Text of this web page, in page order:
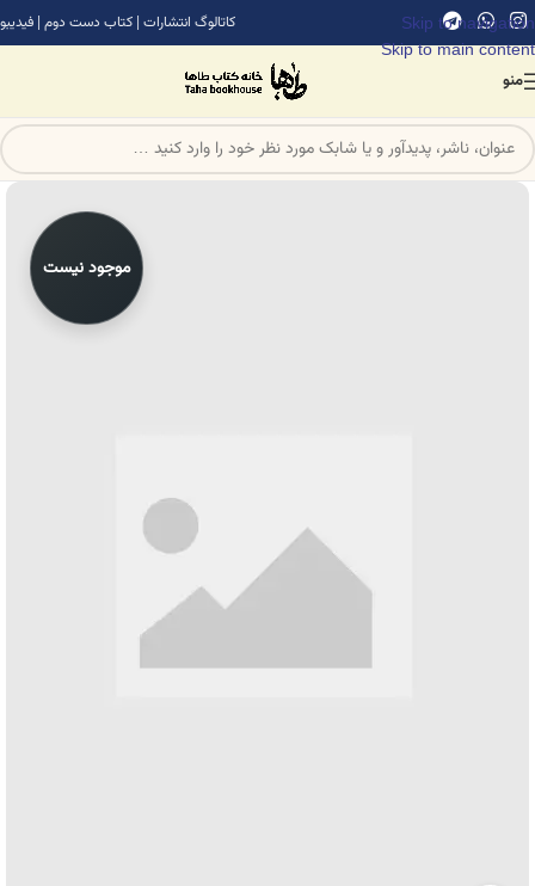
Skip to navigation
Skip to main content
کاتالوگ انتشارات | کتاب دست دوم | فیدیبو
منو
موجود نیست